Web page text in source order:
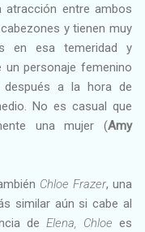
atracción entre ambos
y tienen muy
en esa temeridad y
personaje femenino
a la hora de
No es casual que
una mujer (Amy
Chloe Frazer, una
similar aún si cabe al
de Elena, Chloe es